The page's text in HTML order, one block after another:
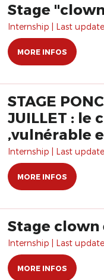
Stage
Internship | Last
MORE INFOS
STAGE
JUILLET : le
,vulnérable
Internship | Last
MORE INFOS
Stage
Internship | Last
MORE INFOS